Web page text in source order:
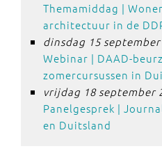
Themamiddag |
architectuur in de
dinsdag 15
Webinar | DAAD-
zomercursussen in
vrijdag 18 september
Panelgesprek |
en Duitsland